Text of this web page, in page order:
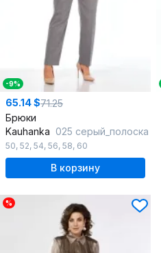
-9%
65.14 $71.25
Брюки
Kauhanka 025 серый_полоска
50, 52, 54, 56, 58, 60
В корзину
%